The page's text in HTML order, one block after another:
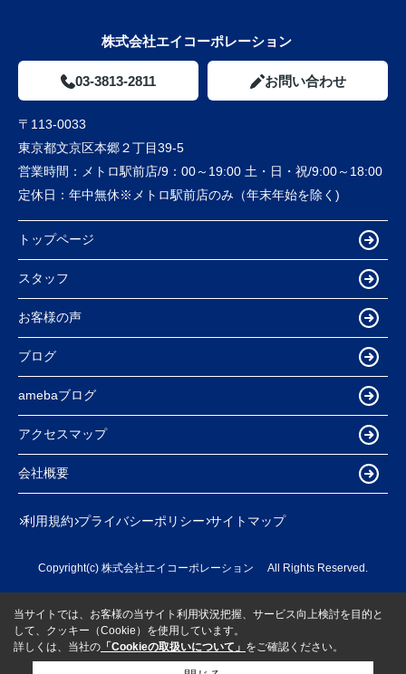
株式会社エイコーポレーション
03-3813-2811 お問い合わせ
〒113-0033
東京都文京区本郷２丁目39-5
営業時間：
メトロ駅前店/9：00～19:00 土・日・祝/9:00～18:00
定休日： 年中無休※メトロ駅前店のみ（年末年始を除く)
トップページ
スタッフ
お客様の声
ブログ
amebaブログ
アクセスマップ
会社概要
利用規約 プライバシーポリシー サイトマップ
Copyright(c) 株式会社エイコーポレーション All Rights Reserved.
当サイトでは、お客様の当サイト利用状況把握、サービス向上検討を目的と
して、クッキー（Cookie）を使用しています。
詳しくは、当社の 「Cookieの取扱いについて」 をご確認ください。